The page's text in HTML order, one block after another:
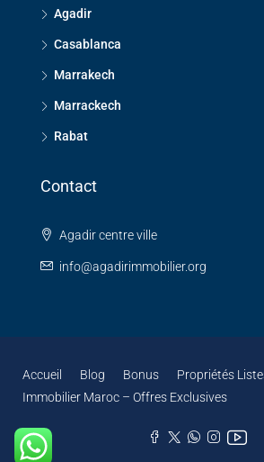
Agadir
Casablanca
Marrakech
Marrackech
Rabat
Contact
Agadir centre ville
info@agadirimmobilier.org
Accueil Blog Bonus Propriétés
Immobilier Maroc – Offres Exclusives